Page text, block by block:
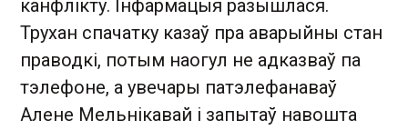
канфлікту. Інфармацыя разышлася.
Трухан спачатку казаў пра аварыйны стан
праводкі, потым наогул не адказваў па
тэлефоне, а увечары патэлефанаваў
Алене Мельнікавай і запытаў навошта